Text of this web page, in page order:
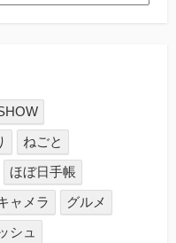
ねごと
ほぼ日手帳
ャメラ
グルメ
シュ